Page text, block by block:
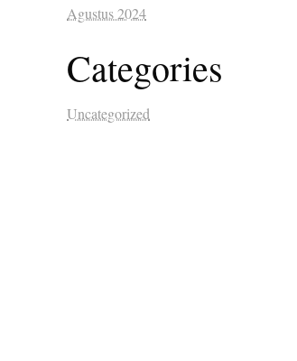
Agustus 2024
Categories
Uncategorized